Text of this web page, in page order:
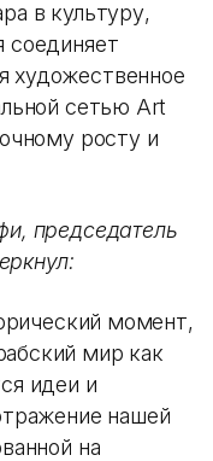
в культуру,
соединяет
художественное
сетью Art
росту и
председатель
момент,
мир как
идеи и
нашей
на